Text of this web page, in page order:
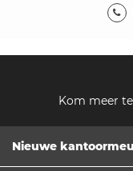
Kom meer
Nieuwe